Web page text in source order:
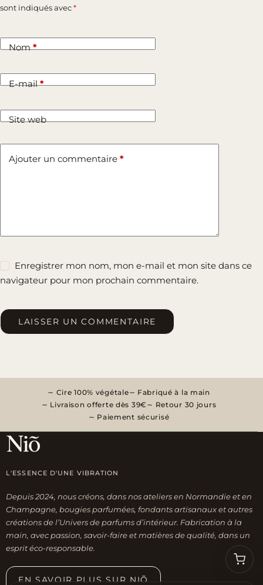
sont indiqués avec*
Nom*
E-mail*
Site web
Ajouter un commentaire *
Enregistrer mon nom, mon e-mail et mon site dans ce
navigateur pour mon prochain commentaire.
LAISSER UN COMMENTAIRE
Cire 100% végétale
Fabriqué à la main
Livraison offerte dès 39€
Retour 30 jours
Paiement sécurisé
L'ESSENCE D'UNE VIBRATION
Depuis 2024, nous créons, dans nos ateliers en Normandie et en
Champagne, bougies parfumées, fondants artisanaux et autres
créations de l’Univers de parfums d’intérieur. Fabrication à la
main, avec passion, savoir-faire et matières de qualité, dans un
esprit éco-responsable.
EN SAVOIR PLUS SUR NIÕ